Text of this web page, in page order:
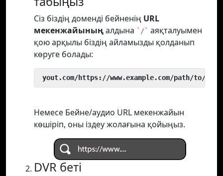
Сіз біздің доменді бейненің URL
мекенжайыныңалдына `/` аяқталуымен
қою арқылы біздің айламызды қолданып
көруге болады:
yout.com/https://www.example.com/path/to/
Немесе Бейне/аудио URL мекенжайын
көшіріп, оны іздеу жолағына қойыңыз.
DVR беті